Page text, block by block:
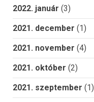
2022. január (3)
2021. december (1)
2021. november (4)
2021. október (2)
2021. szeptember (1)